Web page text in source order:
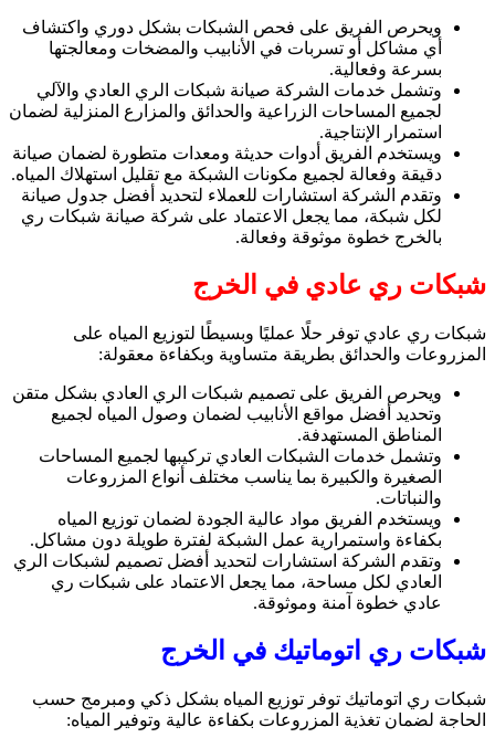
ويحرص الفريق على فحص الشبكات بشكل دوري واكتشاف
أي مشاكل أو تسربات في الأنابيب والمضخات ومعالجتها
بسرعة وفعالية.
وتشمل خدمات الشركة صيانة شبكات الري العادي والآلي
لجميع المساحات الزراعية والحدائق والمزارع المنزلية لضمان
استمرار الإنتاجية.
ويستخدم الفريق أدوات حديثة ومعدات متطورة لضمان صيانة
دقيقة وفعالة لجميع مكونات الشبكة مع تقليل استهلاك المياه.
وتقدم الشركة استشارات للعملاء لتحديد أفضل جدول صيانة
لكل شبكة، مما يجعل الاعتماد على شركة صيانة شبكات ري
بالخرج خطوة موثوقة وفعالة.
شبكات ري عادي في الخرج
شبكات ري عادي توفر حلًا عمليًا وبسيطًا لتوزيع المياه على
المزروعات والحدائق بطريقة متساوية وبكفاءة معقولة:
ويحرص الفريق على تصميم شبكات الري العادي بشكل متقن
وتحديد أفضل مواقع الأنابيب لضمان وصول المياه لجميع
المناطق المستهدفة.
وتشمل خدمات الشبكات العادي تركيبها لجميع المساحات
الصغيرة والكبيرة بما يناسب مختلف أنواع المزروعات
والنباتات.
ويستخدم الفريق مواد عالية الجودة لضمان توزيع المياه
بكفاءة واستمرارية عمل الشبكة لفترة طويلة دون مشاكل.
وتقدم الشركة استشارات لتحديد أفضل تصميم لشبكات الري
العادي لكل مساحة، مما يجعل الاعتماد على شبكات ري
عادي خطوة آمنة وموثوقة.
شبكات ري اتوماتيك في الخرج
شبكات ري اتوماتيك توفر توزيع المياه بشكل ذكي ومبرمج حسب
الحاجة لضمان تغذية المزروعات بكفاءة عالية وتوفير المياه: